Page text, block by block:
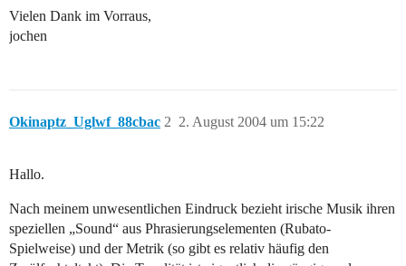
Vielen Dank im Vorraus,
jochen
Okinaptz_Uglwf_88cbac 2. August 2004 um 15:22
2
Hallo.
Nach meinem unwesentlichen Eindruck bezieht irische Musik ihren
speziellen „Sound“ aus Phrasierungselementen (Rubato-
Spielweise) und der Metrik (so gibt es relativ häufig den